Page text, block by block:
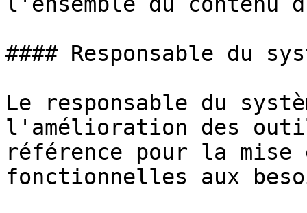
#### Responsable du
Le responsable du
l'amélioration des
référence pour la
fonctionnelles aux